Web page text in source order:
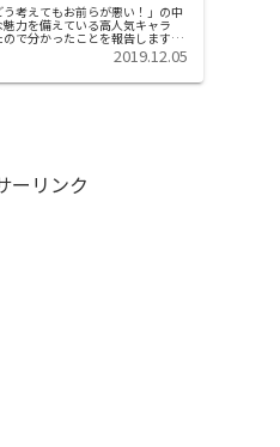
考えてもお前らが悪い！」の中
力を備えている高人気キャラ
で分かったことを報告します。
と、魅力特徴 基本的に、他者に対
2019.12.05
ーリンク